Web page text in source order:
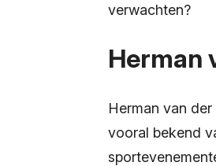
verwachten?
Herman
Herman van
vooral bekend